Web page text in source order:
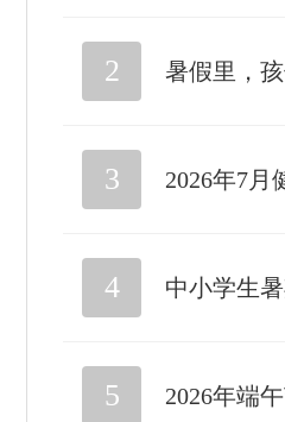
2 暑假里，
3 2026年7月
4 中小学生
5 2026年端